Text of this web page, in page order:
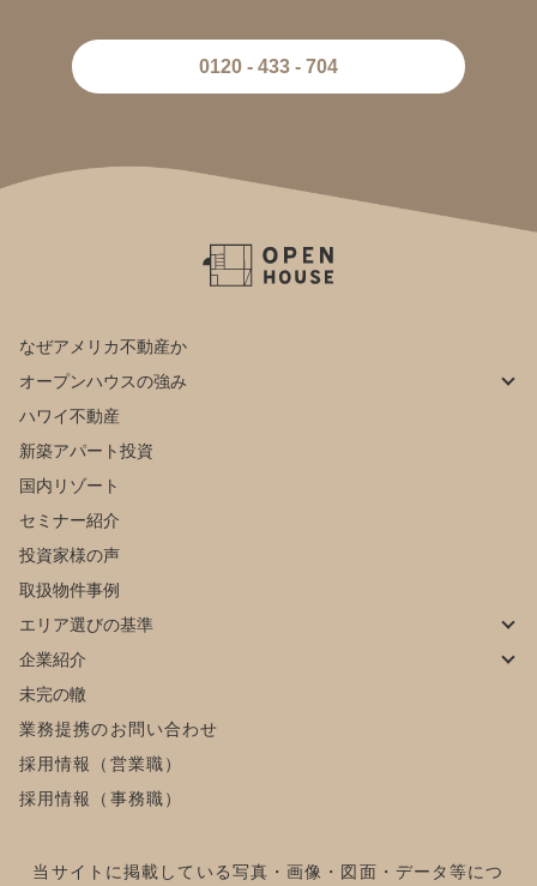
0120 - 433 - 704
なぜアメリカ不動産か
オープンハウスの強み
ハワイ不動産
新築アパート投資
国内リゾート
セミナー紹介
投資家様の声
取扱物件事例
エリア選びの基準
企業紹介
未完の轍
業務提携のお問い合わせ
採用情報（営業職）
採用情報（事務職）
当サイトに掲載している写真・画像・図面・データ等につ